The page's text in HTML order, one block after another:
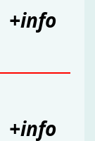
+info
+info